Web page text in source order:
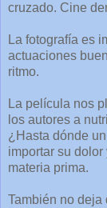
cruzado. Cine
La fotografía es
actuaciones
ritmo.
La película nos
los autores a
¿Hasta dónde
importar su
materia prima.
También no deja